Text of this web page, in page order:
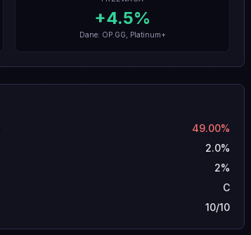
+4.5%
Dane: OP.GG, Platinum+
49.00%
2.0%
2%
C
10/10